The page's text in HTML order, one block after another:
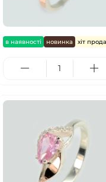
в наявності новинка хіт